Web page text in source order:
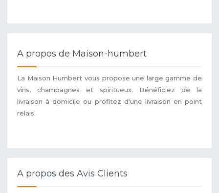
A propos de Maison-humbert
La Maison Humbert vous propose une large gamme de
vins, champagnes et spiritueux. Bénéficiez de la
livraison à domicile ou profitez d'une livraison en point
relais.
A propos des Avis Clients